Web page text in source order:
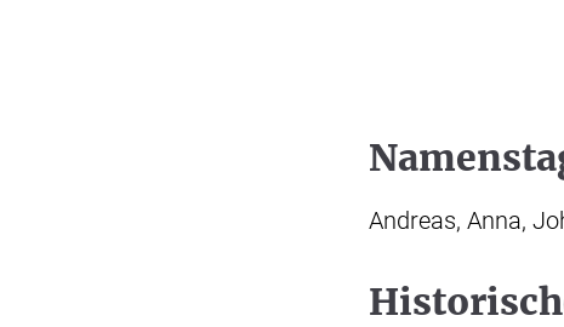
Andreas, Anna,